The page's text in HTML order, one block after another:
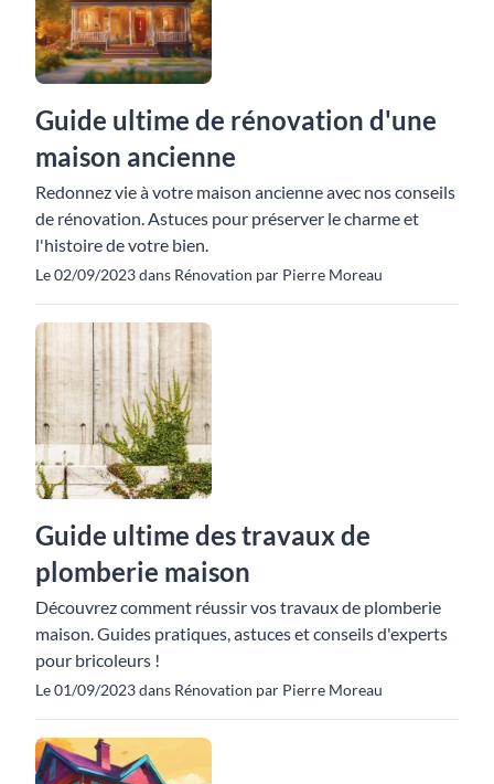
Guide ultime de rénovation d'une
maison ancienne
Redonnez vie à votre maison ancienne avec nos conseils
de rénovation. Astuces pour préserver le charme et
l'histoire de votre bien.
Le 02/09/2023 dans Rénovation par Pierre Moreau
Guide ultime des travaux de
plomberie maison
Découvrez comment réussir vos travaux de plomberie
maison. Guides pratiques, astuces et conseils d'experts
pour bricoleurs !
Le 01/09/2023 dans Rénovation par Pierre Moreau